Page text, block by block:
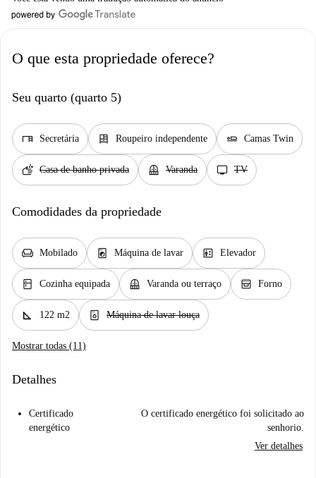
O que esta propriedade oferece?
Seu quarto (quarto 5)
desk Secretária dresser Roupeiro independente airline_seat_flat Camas Twin
soap Casa de banho privada balcony Varanda tv TV
Comodidades da propriedade
chair Mobilado local_laundry_service Máquina de lavar elevator Elevador
kitchen Cozinha equipada balcony Varanda ou terraço oven_gen Forno
square_foot 122 m2 dishwasher_gen Máquina de lavar louça
Mostrar todas (11)
Detalhes
Certificado
energético
O certificado energético foi solicitado ao
senhorio.
Ver detalhes